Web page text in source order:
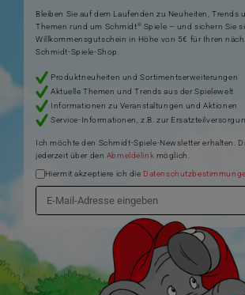
Bleiben Sie auf dem Laufenden zu Neuheiten, Trends
Themen rund um Schmidt® Spiele – und sichern Sie
Willkommensgutschein in Höhe von 5€ für Ihren
Schmidt-Spiele-Shop.
Produktneuheiten und Sortimentserweiterungen
Aktuelle Themen und Trends aus der Spielewelt
Informationen zu Veranstaltungen und Aktionen
Service-Informationen, z.B. zur
Ich möchte den Schmidt-Spiele-Newsletter erhalten.
jederzeit über den Abmeldelink möglich.
Hiermit akzeptiere ich die